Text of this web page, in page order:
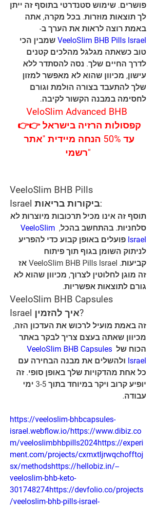
באמת רוצה לראות את הערך ב-
VeeloSlim BHB Pills Israel
לחסימה במבנה הקשור לקיבה.
VeloSlim Advanced BHB
רשמי"
VeeloSlim BHB Pills
Israel ביקורות בריאות:
סלחניות. בהתחשב בהכל, VeeloSlim
Israel
גורם לתוצאות אפשריות.
VeeloSlim BHB Capsules
Israel איך להזמין?
הכוח של VeeloSlim BHB Capsules
Israel
עבודה.
https://veeloslim-bhbcapsules-
israel.webflow.io/https://www.dibiz.co
m/veeloslimbhbpills2024https://experi
ment.com/projects/cxmxtljrwqchofftoj
sx/methodshttps://hellobiz.in/--
veeloslim-bhb-keto-
301748274https://devfolio.co/projects
/veeloslim-bhb-pills-israel-